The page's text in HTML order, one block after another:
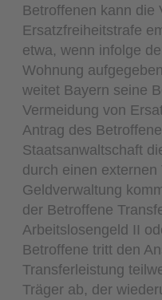
Betroffenen kann die
Ersatzfreiheitstrafe
etwa, wenn infolge
Wohnung
weitet Bayern seine
Vermeidung von
Antrag des
Staatsanwaltschaft
durch einen
Geldverwaltung
der Betroffene
Arbeitslosengeld II
Betroffene tritt den
Transferleistung
Träger ab, der